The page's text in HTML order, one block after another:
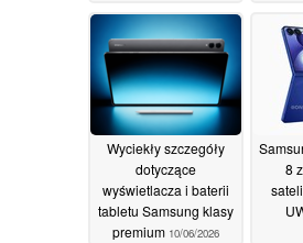
14/06/2026
Wyciekły szczegóły
dotyczące
wyświetlacza i baterii
tabletu Samsung klasy
premium 10/06/2026
8